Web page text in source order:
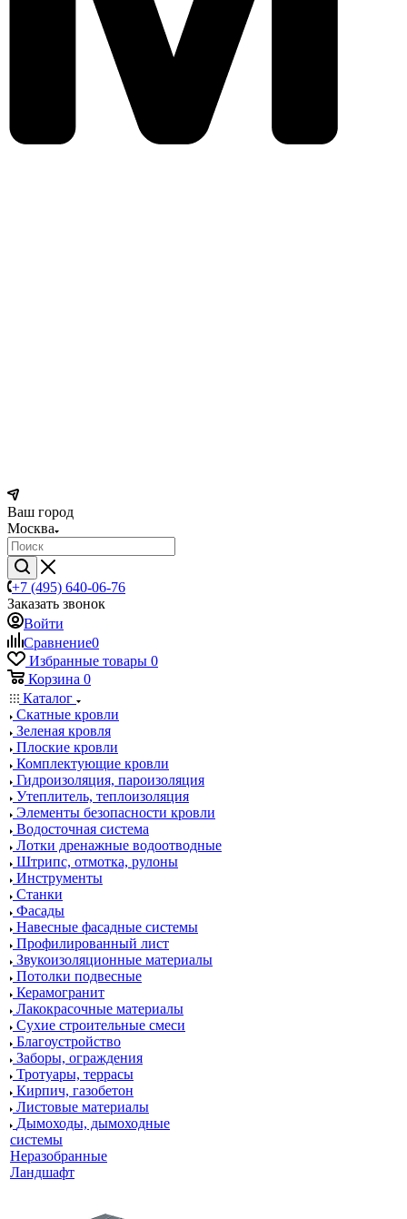
Ваш город
Москва
+7 (495) 640-06-76
Заказать звонок
Войти
Сравнение0
Избранные товары 0
Корзина 0
Каталог
Скатные кровли
Зеленая кровля
Плоские кровли
Комплектующие кровли
Гидроизоляция, пароизоляция
Утеплитель, теплоизоляция
Элементы безопасности кровли
Водосточная система
Лотки дренажные водоотводные
Штрипс, отмотка, рулоны
Инструменты
Станки
Фасады
Навесные фасадные системы
Профилированный лист
Звукоизоляционные материалы
Потолки подвесные
Керамогранит
Лакокрасочные материалы
Сухие строительные смеси
Благоустройство
Заборы, ограждения
Тротуары, террасы
Кирпич, газобетон
Листовые материалы
Дымоходы, дымоходные
системы
Неразобранные
Ландшафт